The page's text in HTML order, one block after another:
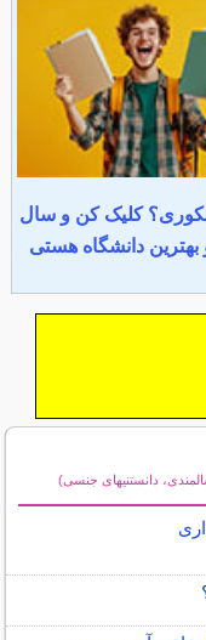
کلیک کن و سال
بهترین دانشگاه هستی
دانستنیهای جنسی)